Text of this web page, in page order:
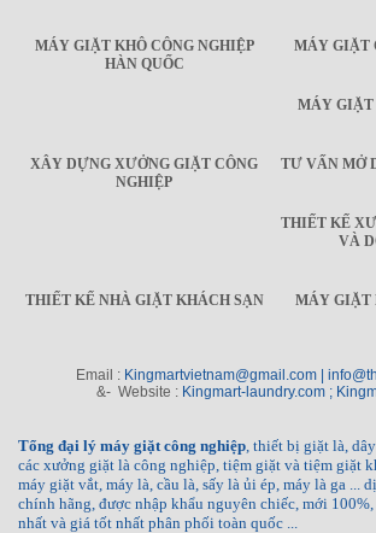
MÁY GIẶT KHÔ CÔNG NGHIỆP
HÀN QUỐC
MÁY GIẶT
MÁY GIẶT
XÂY DỰNG XƯỞNG GIẶT CÔNG
NGHIỆP
TƯ VẤN MỞ
THIẾT KẾ
VÀ
THIẾT KẾ NHÀ GIẶT KHÁCH SẠN MÁY GIẶT
Email : Kingmartvietnam@gmail.com |
&- Website : Kingmart-laundry.com ;
Tổng đại lý máy giặt công nghiệp, thiết bị giặt là,
các xưởng giặt là công nghiệp, tiệm giặt và tiệm giặt
máy giặt vắt, máy là, cầu là, sấy là ủi ép, máy là ga ...
chính hãng, được nhập khẩu nguyên chiếc, mới
nhất và giá tốt nhất phân phối toàn quốc ...